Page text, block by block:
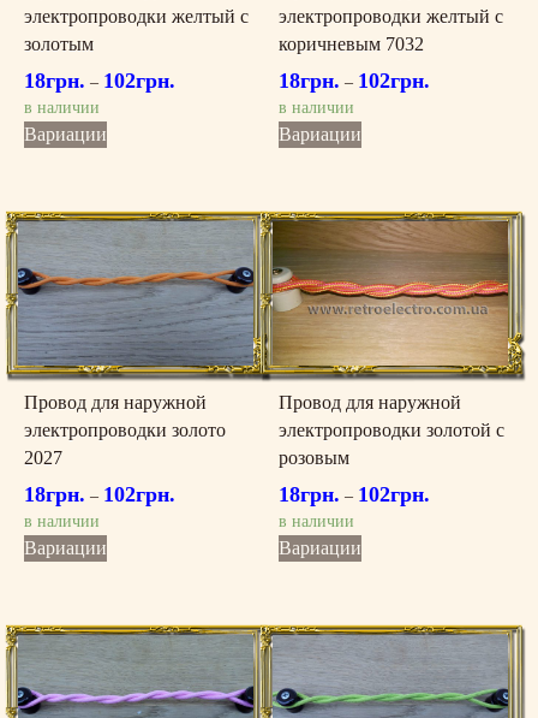
электропроводки желтый с
золотым
18грн. – 102грн.
в наличии
Вариации
несколько
вариаций.
Опции
можно
выбрать
на
странице
товара.
электропроводки желтый с
коричневым 7032
18грн. – 102грн.
в наличии
Вариации
несколько
вариаций.
можно
выбрать
на
странице
товара.
Провод для наружной
электропроводки золото
2027
18грн. – 102грн.
в наличии
Вариации
несколько
Опции
можно
Провод для наружной
электропроводки золотой с
розовым
18грн. – 102грн.
в наличии
Вариации
несколько
вариаций.
Опции
можно